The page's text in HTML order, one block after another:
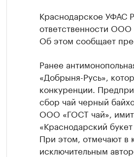
Краснодарское УФАС
ответственности
Об этом сообщает
Ранее
«Добрыня-Русь»,
конкуренции.
сбор чай черный
ООО «ГОСТ чай»,
«Краснодарский
При этом, отмечают в
исключительным